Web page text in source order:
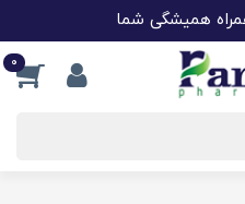
همیشگی شما
0